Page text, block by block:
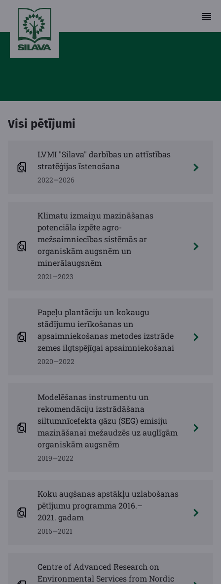
Visi pētījumi
LVMI "Silava" darbības un attīstības
stratēģijas īstenošana
2022—2026
Klimatu izmaiņu mazināšanas
potenciāla izpēte agro-
mežsaimniecības sistēmās ar
organiskām augsnēm un
minerālaugsnēm
2021—2023
Papeļu plantāciju un kokaugu
stādījumu ierīkošanas un
apsaimniekošanas metodes izstrāde
zemes ilgtspējīgai apsaimniekošanai
2020—2022
Modelēšanas instrumentu un
rekomendāciju izstrādāšana
siltumnīcefekta gāzu (SEG) emisiju
mazināšanai mežaudzēs uz auglīgām
organiskām augsnēm
2019—2022
Koku augšanas apstākļu uzlabošanas
pētījumu programma 2016.–
2021. gadam
2016—2021
Centre of Advanced Research on
Environmental Services from Nordic